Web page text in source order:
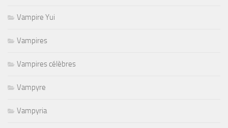
Vampire Yui
Vampires
Vampires célèbres
Vampyre
Vampyria